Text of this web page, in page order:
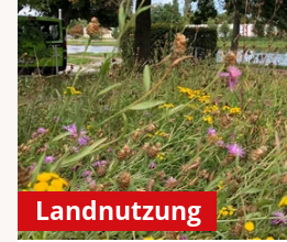
Landnutzung